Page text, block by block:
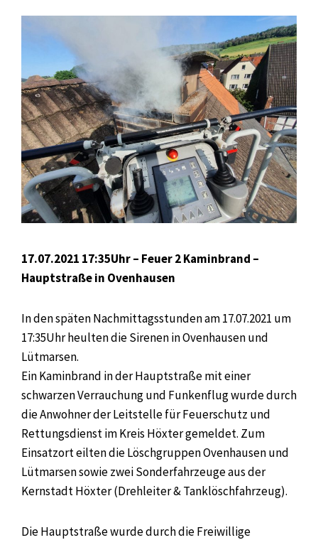
17.07.2021 17:35Uhr – Feuer 2 Kaminbrand –
Hauptstraße in Ovenhausen
In den späten Nachmittagsstunden am 17.07.2021 um
17:35Uhr heulten die Sirenen in Ovenhausen und
Lütmarsen.
Ein Kaminbrand in der Hauptstraße mit einer
schwarzen Verrauchung und Funkenflug wurde durch
die Anwohner der Leitstelle für Feuerschutz und
Rettungsdienst im Kreis Höxter gemeldet. Zum
Einsatzort eilten die Löschgruppen Ovenhausen und
Lütmarsen sowie zwei Sonderfahrzeuge aus der
Kernstadt Höxter (Drehleiter & Tanklöschfahrzeug).
Die Hauptstraße wurde durch die Freiwillige